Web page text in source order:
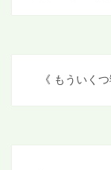
《 もういく